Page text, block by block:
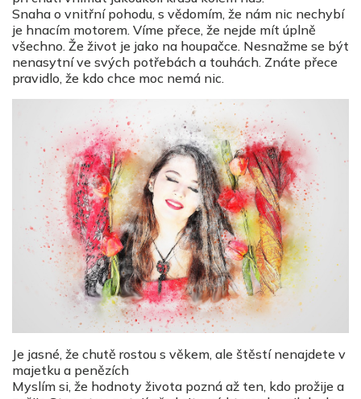
Snaha o vnitřní pohodu, s vědomím, že nám nic nechybí
je hnacím motorem. Víme přece, že nejde mít úplně
všechno. Že život je jako na houpačce. Nesnažme se být
nenasytní ve svých potřebách a touhách. Znáte přece
pravidlo, že kdo chce moc nemá nic.
Je jasné, že chutě rostou s věkem, ale štěstí nenajdete v
majetku a penězích
Myslím si, že hodnoty života pozná až ten, kdo prožije a